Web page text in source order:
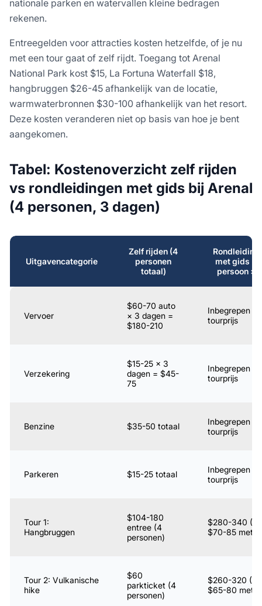
nationale parken en watervallen kleine bedragen
rekenen.
Entreegelden voor attracties kosten hetzelfde, of je nu
met een tour gaat of zelf rijdt. Toegang tot Arenal
National Park kost $15, La Fortuna Waterfall $18,
hangbruggen $26-45 afhankelijk van de locatie,
warmwaterbronnen $30-100 afhankelijk van het resort.
Deze kosten veranderen niet op basis van hoe je bent
aangekomen.
Tabel: Kostenoverzicht zelf rijden
vs rondleidingen met gids bij Arenal
(4 personen, 3 dagen)
Uitgavencategorie
Zelf rijden (4
personen
totaal)
met gids
persoon ×
Vervoer
$60-70 auto
× 3 dagen =
$180-210
Inbegrepen in
tourprijs
Verzekering
$15-25 × 3
dagen = $45-
75
Inbegrepen in
tourprijs
Benzine $35-50 totaal
Inbegrepen in
tourprijs
Parkeren $15-25 totaal
Inbegrepen in
tourprijs
Tour 1:
Hangbruggen
$104-180
entree (4
personen)
$280-340 (4
$70-85 met
Tour 2: Vulkanische
hike
$60
parkticket (4
personen)
$260-320 (4
$65-80 met